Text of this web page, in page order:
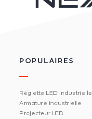
POPULAIRES
Réglette LED industrielle
Armature industrielle
Projecteur LED